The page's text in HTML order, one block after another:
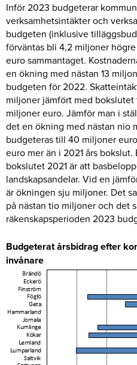
Inför 2023 budgeterar
verksamhetsintäkter och
budgeten (inklusive
förväntas bli 4,2 miljoner
euro sammantaget.
en ökning med nästan 13
budgeten för 2022.
miljoner jämfört med bokslutet
miljoner euro. Jämför man i
det en ökning med nästan nio
budgeteras till 40 miljoner
euro mer än i 2021 års
bokslutet 2021 är att
landskapsandelar. Vid en
är ökningen sju miljoner. Det
på nästan tio miljoner och det
räkenskapsperioden 2023
Budgeterat årsbidrag efter
invånare